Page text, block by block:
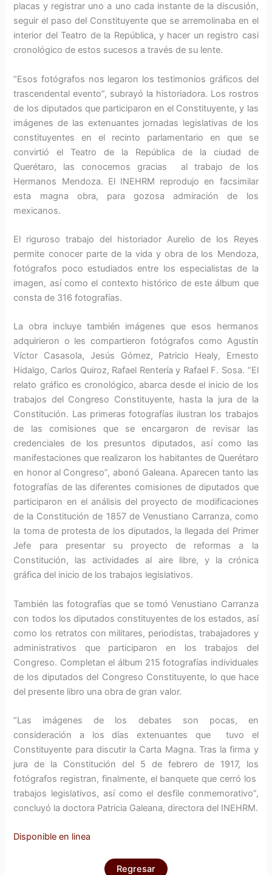
placas y registrar uno a uno cada instante de la discusión,
seguir el paso del Constituyente que se arremolinaba en el
interior del Teatro de la República, y hacer un registro casi
cronológico de estos sucesos a través de su lente.
“Esos fotógrafos nos legaron los testimonios gráficos del
trascendental evento”, subrayó la historiadora. Los rostros
de los diputados que participaron en el Constituyente, y las
imágenes de las extenuantes jornadas legislativas de los
constituyentes en el recinto parlamentario en que se
convirtió el Teatro de la República de la ciudad de
Querétaro, las conocemos gracias al trabajo de los
Hermanos Mendoza. El INEHRM reprodujo en facsimilar
esta magna obra, para gozosa admiración de los
mexicanos.
El riguroso trabajo del historiador Aurelio de los Reyes
permite conocer parte de la vida y obra de los Mendoza,
fotógrafos poco estudiados entre los especialistas de la
imagen, así como el contexto histórico de este álbum que
consta de 316 fotografías.
La obra incluye también imágenes que esos hermanos
adquirieron o les compartieron fotógrafos como Agustín
Víctor Casasola, Jesús Gómez, Patricio Healy, Ernesto
Hidalgo, Carlos Quiroz, Rafael Rentería y Rafael F. Sosa. “El
relato gráfico es cronológico, abarca desde el inicio de los
trabajos del Congreso Constituyente, hasta la jura de la
Constitución. Las primeras fotografías ilustran los trabajos
de las comisiones que se encargaron de revisar las
credenciales de los presuntos diputados, así como las
manifestaciones que realizaron los habitantes de Querétaro
en honor al Congreso”, abonó Galeana. Aparecen tanto las
fotografías de las diferentes comisiones de diputados que
participaron en el análisis del proyecto de modificaciones
de la Constitución de 1857 de Venustiano Carranza, como
la toma de protesta de los diputados, la llegada del Primer
Jefe para presentar su proyecto de reformas a la
Constitución, las actividades al aire libre, y la crónica
gráfica del inicio de los trabajos legislativos.
También las fotografías que se tomó Venustiano Carranza
con todos los diputados constituyentes de los estados, así
como los retratos con militares, periodistas, trabajadores y
administrativos que participaron en los trabajos del
Congreso. Completan el álbum 215 fotografías individuales
de los diputados del Congreso Constituyente, lo que hace
del presente libro una obra de gran valor.
“Las imágenes de los debates son pocas, en
consideración a los días extenuantes que tuvo el
Constituyente para discutir la Carta Magna. Tras la firma y
jura de la Constitución del 5 de febrero de 1917, los
fotógrafos registran, finalmente, el banquete que cerró los
trabajos legislativos, así como el desfile conmemorativo”,
concluyó la doctora Patricia Galeana, directora del INEHRM.
Disponible en linea
Regresar